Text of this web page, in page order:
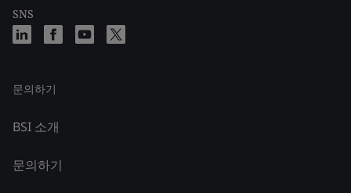
SNS
문의하기
BSI 소개
문의하기